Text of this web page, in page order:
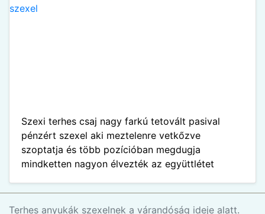
Szexi terhes csaj nagy farkú tetovált pasival
pénzért szexel aki meztelenre vetkőzve
szoptatja és több pozícióban megdugja
mindketten nagyon élvezték az együttlétet
Terhes anyukák szexelnek a várandóság ideje alatt.